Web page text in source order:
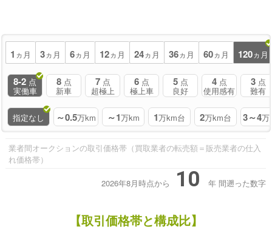
1 ヵ月 3ヵ月 6ヵ月 12ヵ月 24ヵ月 36ヵ月 60ヵ月 120ヵ月
8-2 点
実働車
8 点
新車
7 点
超極上
6 点
極上車
5 点
良好
4 点
使用感有
3 点
難有
指定なし ～0.5万km ～1万km 1万km台 2万km台 3～4万
業者間オークションの取引価格帯（買取業者の転売額＝販売業者の仕入
れ価格帯）
2026年8月時点から 10 年 間遡った数字
【取引価格帯と構成比】